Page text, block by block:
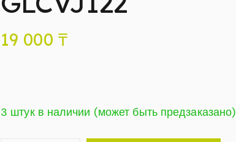
19 000 ₸
3 штук в наличии (может быть предзаказано)